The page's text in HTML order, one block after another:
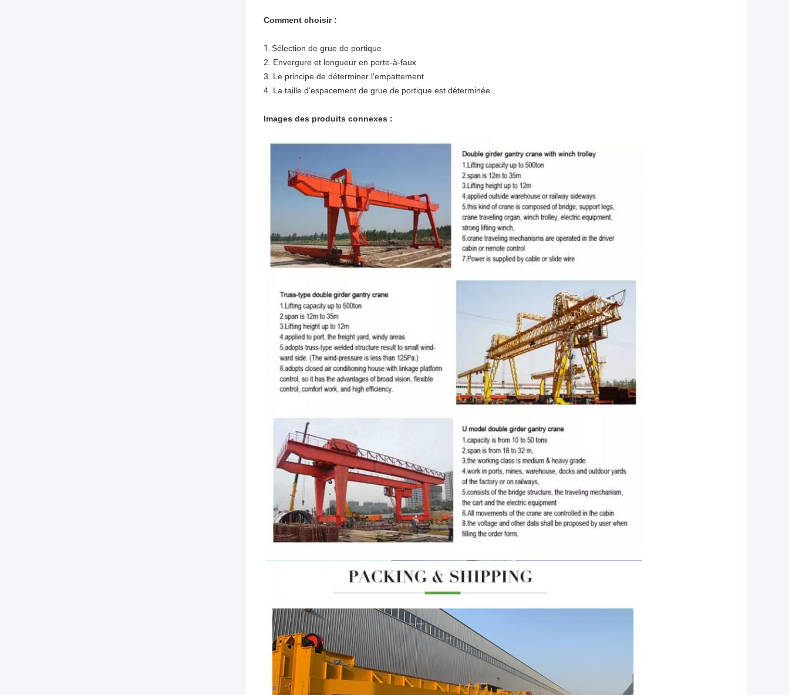
Comment choisir :
1. Sélection de grue de portique
2. Envergure et longueur en porte-à-faux
3. Le principe de déterminer l'empattement
4. La taille d'espacement de grue de portique est déterminée
Images des produits connexes :